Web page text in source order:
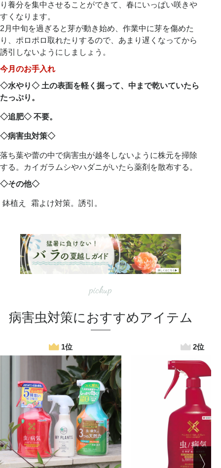
り養分を集中させることができて、春にいっぱい咲きや
すくなります。
2月中旬を過ぎると芽が動き始め、作業中に芽を傷めた
り、ポロポロ取れたりするので、あまり遅くなってから
誘引しないようにしましょう。
今月のお手入れ
◇水やり◇ 土の表面を軽く掘って、中まで乾いていたら
たっぷり。
◇追肥◇ 不要。
◇病害虫対策◇
落ち葉や蕾の中で病害虫が越冬しないように株元を掃除
する。カイガラムシやハダニがいたら薬剤を散布する。
◇その他◇
鉢植え 霜よけ対策。誘引。
pickup
病害虫対策におすすめアイテム